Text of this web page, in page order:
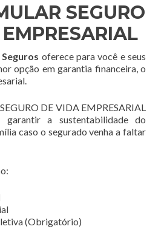
SEGURO
oferece para você e seus
opção em garantia financeira, o
DE VIDA EMPRESARIAL
a sustentabilidade do
caso o segurado venha a faltar
(Obrigatório)